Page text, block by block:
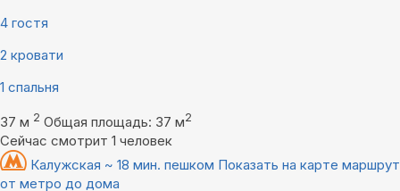
4 гостя
2 кровати
1 спальня
37 м 2 Общая площадь: 37 м2
Сейчас смотрит 1 человек
Калужская ~ 18 мин. пешком Показать на карте маршрут
от метро до дома